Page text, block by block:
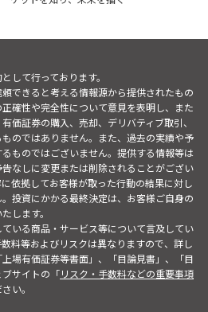
して行っております。
できると考える情報源から提供されたもの
確性や完全性について意見を表明し、また
価証券の購入、売却、デリバティブ取引、
のではありません。また、過去の実績や予
ものではございません。提供する情報等は
なしに変更または削除されることがござい
依拠してお客様が取った行動の結果に対し
投資にかかる最終決定は、お客様ご自身の
します。
いる商品・サービス等について言及してい
料等およびリスクは異なりますので、詳し
場有価証券等書面」、「目論見書」、「目
サイトの「リスク・手数料などの重要事項
い。